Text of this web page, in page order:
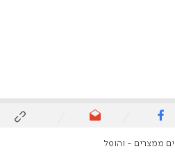
ממצרים - והופל